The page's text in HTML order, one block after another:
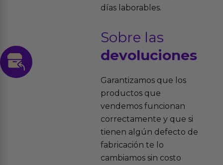
días laborables.
Sobre las
devoluciones
Garantizamos que los
productos que
vendemos funcionan
correctamente y que si
tienen algún defecto de
fabricación te lo
cambiamos sin costo